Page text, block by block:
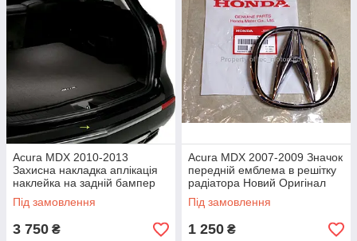
Acura MDX 2010-2013
Захисна накладка аплікація
наклейка на задній бампер
Нова Оригінал
Під замовлення
3 750 ₴
Acura MDX 2007-2009 Значок
передній емблема в решітку
радіатора Новий Оригінал
Під замовлення
1 250 ₴